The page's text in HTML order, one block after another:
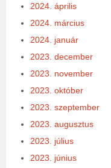
2024. április
2024. március
2024. január
2023. december
2023. november
2023. október
2023. szeptember
2023. augusztus
2023. július
2023. június